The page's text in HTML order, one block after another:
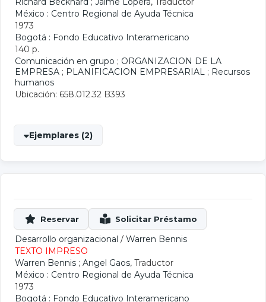
México : Centro Regional de Ayuda Técnica
1973
Bogotá : Fondo Educativo Interamericano
140 p.
Comunicación en grupo ; ORGANIZACION DE LA
EMPRESA ; PLANIFICACION EMPRESARIAL ; Recursos
humanos
Ubicación: 658.012.32 B393
Ejemplares (2)
Desarrollo organizacional / Warren Bennis
TEXTO IMPRESO
Warren Bennis ; Angel Gaos, Traductor
México : Centro Regional de Ayuda Técnica
1973
Bogotá : Fondo Educativo Interamericano